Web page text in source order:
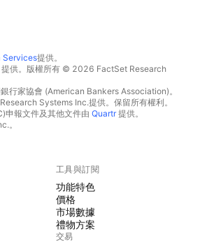
Services提供。
供。版權所有 © 2026 FactSet Research
行家協會 (American Bankers Association)。
Systems Inc.提供。保留所有權利。
申報文件及其他文件由 Quartr提供。
。
工具與訂閱
功能特色
價格
市場數據
禮物方案
交易